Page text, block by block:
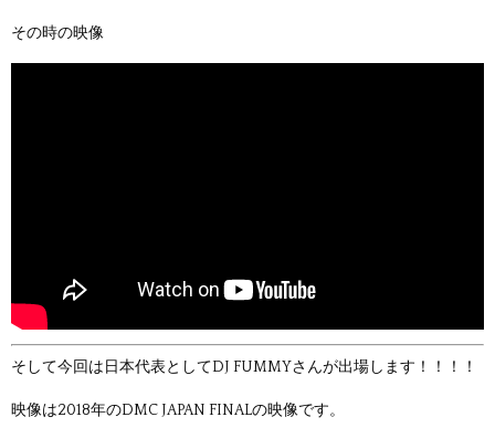
その時の映像
そして今回は日本代表としてDJ FUMMYさんが出場します！！！！
映像は2018年のDMC JAPAN FINALの映像です。